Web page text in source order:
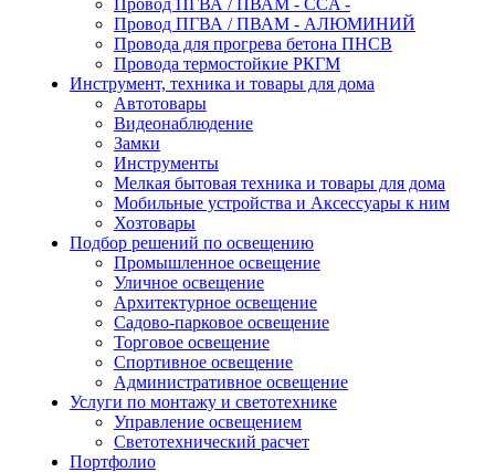
Провод ПГВА / ПВАМ - CCA -
Провод ПГВА / ПВАМ - АЛЮМИНИЙ
Провода для прогрева бетона ПНСВ
Провода термостойкие РКГМ
Инструмент, техника и товары для дома
Автотовары
Видеонаблюдение
Замки
Инструменты
Мелкая бытовая техника и товары для дома
Мобильные устройства и Аксессуары к ним
Хозтовары
Подбор решений по освещению
Промышленное освещение
Уличное освещение
Архитектурное освещение
Садово-парковое освещение
Торговое освещение
Спортивное освещение
Административное освещение
Услуги по монтажу и светотехнике
Управление освещением
Светотехнический расчет
Портфолио